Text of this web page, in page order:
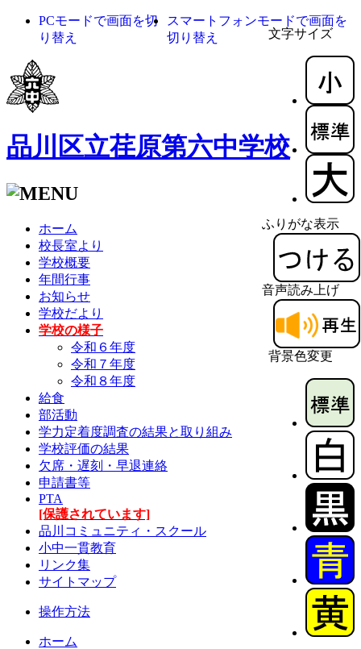
文字サイズ
ふりがな表示
音声読み上げ
背景色変更
PCモードで画面を切
り替え
スマートフォンモードで画面を
切り替え
品川区立荏原第六中学校
ホーム
校長室より
学校概要
年間行事
お知らせ
学校だより
学校の様子
令和６年度
令和７年度
令和８年度
給食
部活動
学力定着度調査の結果と取り組み
学校評価の結果
欠席・遅刻・早退連絡
申請書等
PTA
[保護されています]
品川コミュニティ・スクール
小中一貫教育
リンク集
サイトマップ
操作方法
ホーム